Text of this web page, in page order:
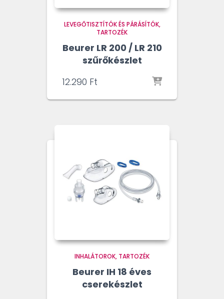
LEVEGŐTISZTÍTÓK ÉS PÁRÁSÍTÓK
TARTOZÉK
Beurer LR 200 / LR 210
szűrőkészlet
12.290 Ft
INHALÁTOROK TARTOZÉK
Beurer IH 18 éves
cserekészlet